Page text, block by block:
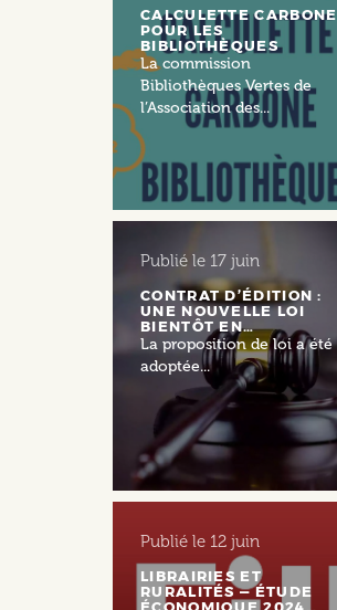
CALCULETTE CARBONE
POUR LES
BIBLIOTHÈQUES
La commission
Bibliothèques Vertes de
l’Association des...
Publié le 17 juin
CONTRAT D’ÉDITION :
UNE NOUVELLE LOI
BIENTÔT EN…
La proposition de loi a été
adoptée...
Publié le 12 juin
LIBRAIRIES ET
RURALITÉS — ÉTUDE